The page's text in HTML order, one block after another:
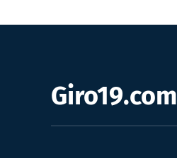
Giro19.com